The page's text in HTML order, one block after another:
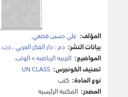
المؤلف: علي حسين قصعي.
بيانات النشر: دم:دار الفكر العربي،دت.
المواضيع: التربيه الرياضيه>الوثب.
تصنيف الكونجرس: UN CLASS
نوع المادة: كتب
المصدر: المكتبة الرئيسية